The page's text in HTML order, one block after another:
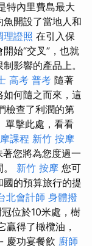
特內里費島最大
開設了當地人和
理證照 在引入保
始“交叉”，也就
影響的產品上。
高考 普考 隨著
何隨之而來，這
檢查了利潤的第
單擊此處，看看
課程 新竹 按摩
您將為您度過一
新竹 按摩 您可
的預算旅行的提
北會計師 身體撥
位於10米處，樹
贏得了橄欖油，
慶功宴餐飲 廚師